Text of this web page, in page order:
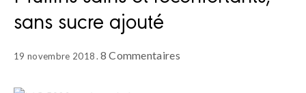
sans sucre ajouté
19 novembre 2018 8 Commentaires